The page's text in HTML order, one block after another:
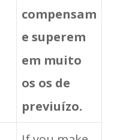
compensam
e superem
em muito
os os de
previuízo.